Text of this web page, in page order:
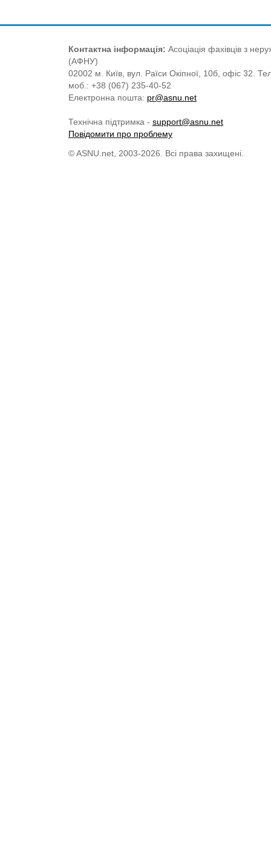
Контактна інформація: Асоціація фахівців з
(АФНУ)
02002 м. Київ, вул. Раїси Окіпної, 10б, офіс 32.
моб.: +38 (067) 235-40-52
Електронна пошта: pr@asnu.net
Технічна підтримка - support@asnu.net
Повідомити про проблему
© ASNU.net, 2003-2026. Всі права захищені.